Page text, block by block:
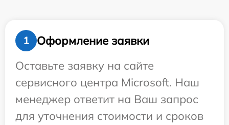
1
Оформление заявки
Оставьте заявку на сайте
сервисного центра Microsoft. Наш
менеджер ответит на Ваш запрос
для уточнения стоимости и сроков